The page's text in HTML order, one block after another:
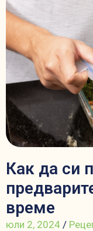
Как да си
време
юли 2, 2024 /